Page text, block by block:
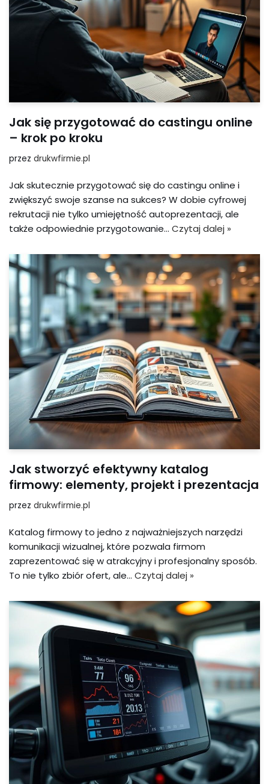
Jak się przygotować do castingu online
– krok po kroku
przez drukwfirmie.pl
Jak skutecznie przygotować się do castingu online i
zwiększyć swoje szanse na sukces? W dobie cyfrowej
rekrutacji nie tylko umiejętność autoprezentacji, ale
także odpowiednie przygotowanie… Czytaj dalej »
Jak stworzyć efektywny katalog
firmowy: elementy, projekt i prezentacja
przez drukwfirmie.pl
Katalog firmowy to jedno z najważniejszych narzędzi
komunikacji wizualnej, które pozwala firmom
zaprezentować się w atrakcyjny i profesjonalny sposób.
To nie tylko zbiór ofert, ale… Czytaj dalej »